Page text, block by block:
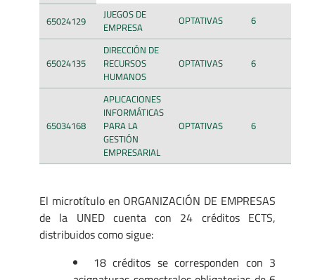
65024129
JUEGOS DE
EMPRESA
OPTATIVAS 6
65024135
DIRECCIÓN DE
RECURSOS
HUMANOS
OPTATIVAS 6
65034168
APLICACIONES
INFORMÁTICAS
PARA LA
GESTIÓN
EMPRESARIAL
OPTATIVAS 6
El microtítulo en ORGANIZACIÓN DE EMPRESAS
de la UNED cuenta con 24 créditos ECTS,
distribuidos como sigue:
18 créditos se corresponden con 3